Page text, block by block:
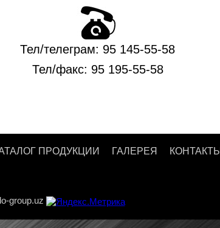
Тел/телеграм: 95 145-55-58
Тел/факс: 95 195-55-58
ПРОДУКЦИИ ГАЛЕРЕЯ КОНТАКТЫ
group.uz